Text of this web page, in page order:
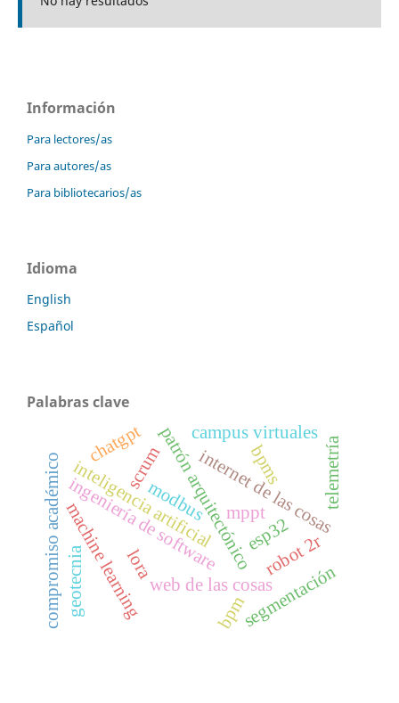
Información
Para lectores/as
Para autores/as
Para bibliotecarios/as
Idioma
English
Español
Palabras clave
internet de las cosas
patrón arquitectónico
web de las cosas
ingeniería de software
inteligencia artificial
campus virtuales
compromiso académico lora
telemetría
machine learning
scrum
segmentación
robot 2r
mppt
esp32
modbus
geotecnia
chatgpt
bpm
bpms